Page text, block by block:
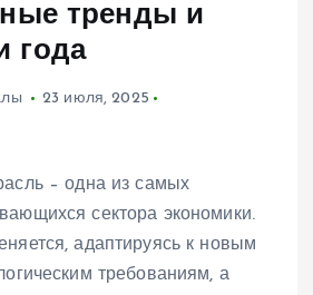
тренды и
года
23 июля, 2025
– одна из самых
сектора экономики.
адаптируясь к новым
требованиям, а